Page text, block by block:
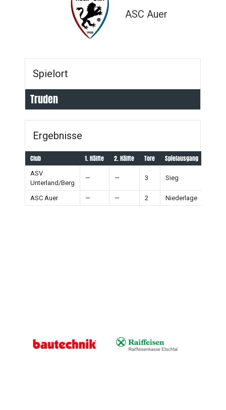
ASC Auer
Spielort
Truden
Ergebnisse
Club 1. Hälfte 2. Hälfte Tore Spielausgang
ASV
Unterland/Berg
— — 3 Sieg
ASC Auer — — 2 Niederlage